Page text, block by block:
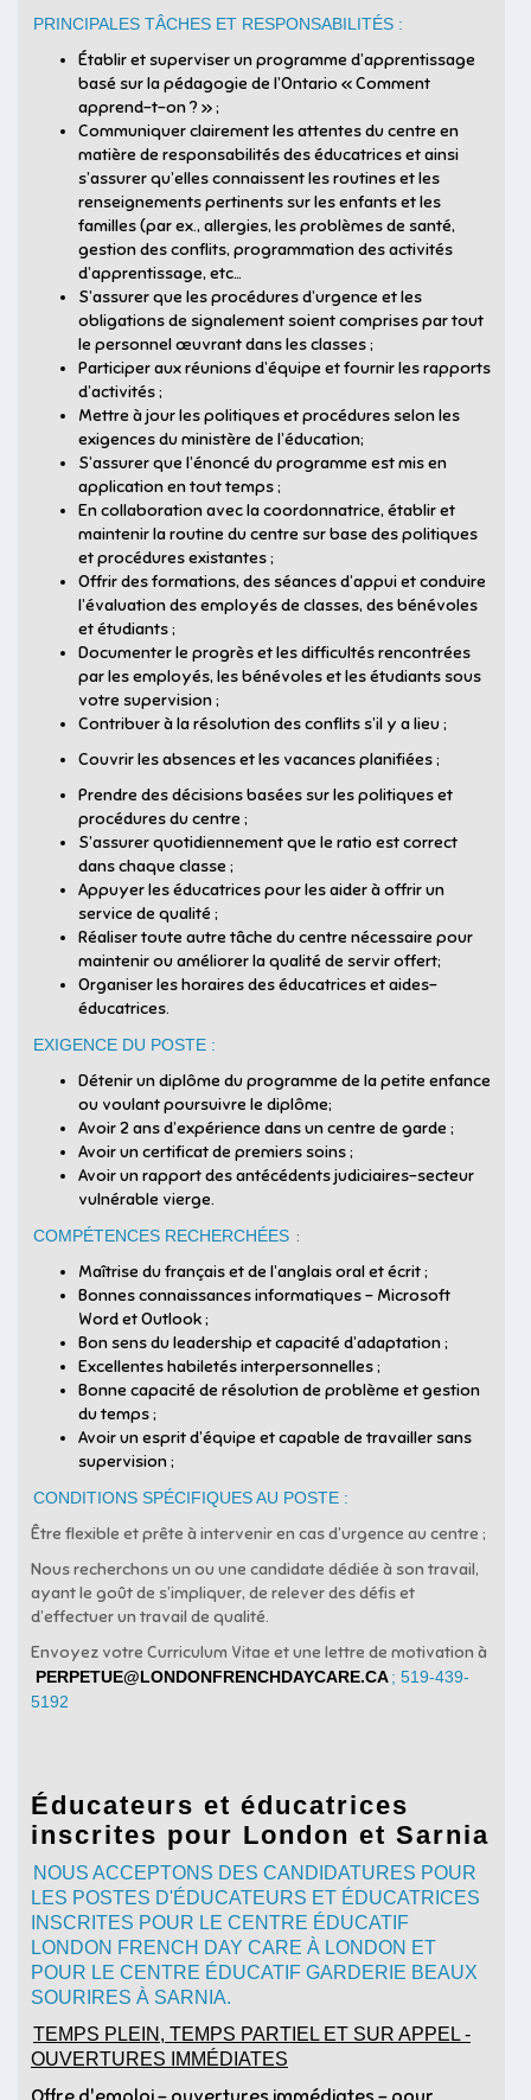
PRINCIPALES TÂCHES ET RESPONSABILITÉS :
Établir et superviser un programme d’apprentissage
basé sur la pédagogie de l’Ontario « Comment
apprend-t-on ? » ;
Communiquer clairement les attentes du centre en
matière de responsabilités des éducatrices et ainsi
s’assurer qu’elles connaissent les routines et les
renseignements pertinents sur les enfants et les
familles (par ex., allergies, les problèmes de santé,
gestion des conflits, programmation des activités
d’apprentissage, etc…
S’assurer que les procédures d’urgence et les
obligations de signalement soient comprises par tout
le personnel œuvrant dans les classes ;
Participer aux réunions d’équipe et fournir les rapports
d’activités ;
Mettre à jour les politiques et procédures selon les
exigences du ministère de l’éducation;
S’assurer que l’énoncé du programme est mis en
application en tout temps ;
En collaboration avec la coordonnatrice, établir et
maintenir la routine du centre sur base des politiques
et procédures existantes ;
Offrir des formations, des séances d’appui et conduire
l’évaluation des employés de classes, des bénévoles
et étudiants ;
Documenter le progrès et les difficultés rencontrées
par les employés, les bénévoles et les étudiants sous
votre supervision ;
Contribuer à la résolution des conflits s’il y a lieu ;
Couvrir les absences et les vacances planifiées ;
Prendre des décisions basées sur les politiques et
procédures du centre ;
S’assurer quotidiennement que le ratio est correct
dans chaque classe ;
Appuyer les éducatrices pour les aider à offrir un
service de qualité ;
Réaliser toute autre tâche du centre nécessaire pour
maintenir ou améliorer la qualité de servir offert;
Organiser les horaires des éducatrices et aides-
éducatrices.
EXIGENCE DU POSTE :
Détenir un diplôme du programme de la petite enfance
ou voulant poursuivre le diplôme;
Avoir 2 ans d’expérience dans un centre de garde ;
Avoir un certificat de premiers soins ;
Avoir un rapport des antécédents judiciaires-secteur
vulnérable vierge.
COMPÉTENCES RECHERCHÉES :
Maîtrise du français et de l’anglais oral et écrit ;
Bonnes connaissances informatiques – Microsoft
Word et Outlook ;
Bon sens du leadership et capacité d’adaptation ;
Excellentes habiletés interpersonnelles ;
Bonne capacité de résolution de problème et gestion
du temps ;
Avoir un esprit d’équipe et capable de travailler sans
supervision ;
CONDITIONS SPÉCIFIQUES AU POSTE :
Être flexible et prête à intervenir en cas d’urgence au centre ;
Nous recherchons un ou une candidate dédiée à son travail,
ayant le goût de s’impliquer, de relever des défis et
d’effectuer un travail de qualité.
Envoyez votre Curriculum Vitae et une lettre de motivation à
PERPETUE@LONDONFRENCHDAYCARE.CA; 519-439-
5192
Éducateurs et éducatrices
inscrites pour London et Sarnia
NOUS ACCEPTONS DES CANDIDATURES POUR
LES POSTES D'ÉDUCATEURS ET ÉDUCATRICES
INSCRITES POUR LE CENTRE ÉDUCATIF
LONDON FRENCH DAY CARE À LONDON ET
POUR LE CENTRE ÉDUCATIF GARDERIE BEAUX
SOURIRES À SARNIA.
TEMPS PLEIN, TEMPS PARTIEL ET SUR APPEL -
OUVERTURES IMMÉDIATES